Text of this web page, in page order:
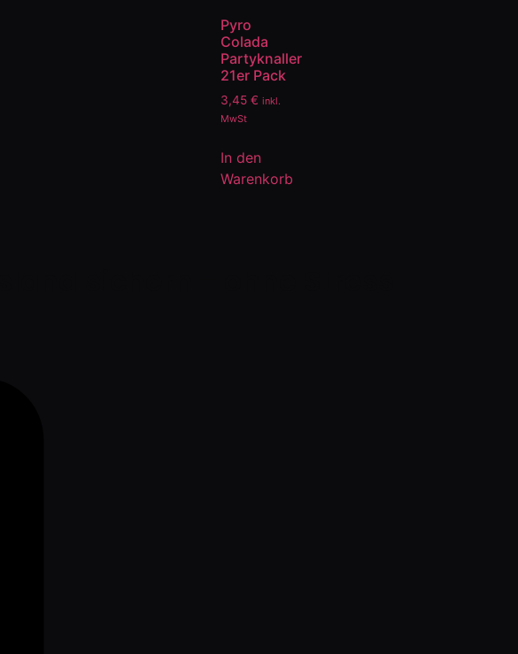
Pyro
Colada
Partyknaller
21er Pack
3,45 € inkl.
MwSt
In den
Warenkorb